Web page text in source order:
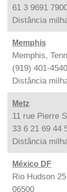
61 3 9691
Distância
Memphis
Memphis,
(919) 401-4540
Distância
Metz
11 rue Pierre
33 6 21 69 44
Distância
México DF
Rio Hudson
06500